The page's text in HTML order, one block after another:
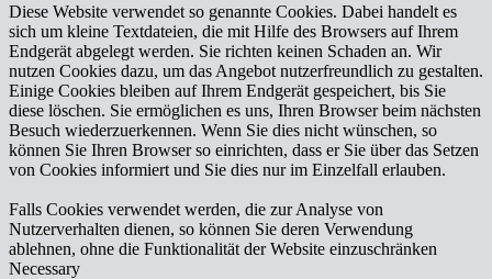
Diese Website verwendet so genannte Cookies. Dabei handelt es
sich um kleine Textdateien, die mit Hilfe des Browsers auf Ihrem
Endgerät abgelegt werden. Sie richten keinen Schaden an. Wir
nutzen Cookies dazu, um das Angebot nutzerfreundlich zu gestalten.
Einige Cookies bleiben auf Ihrem Endgerät gespeichert, bis Sie
diese löschen. Sie ermöglichen es uns, Ihren Browser beim nächsten
Besuch wiederzuerkennen. Wenn Sie dies nicht wünschen, so
können Sie Ihren Browser so einrichten, dass er Sie über das Setzen
von Cookies informiert und Sie dies nur im Einzelfall erlauben.
Falls Cookies verwendet werden, die zur Analyse von
Nutzerverhalten dienen, so können Sie deren Verwendung
ablehnen, ohne die Funktionalität der Website einzuschränken
Necessary